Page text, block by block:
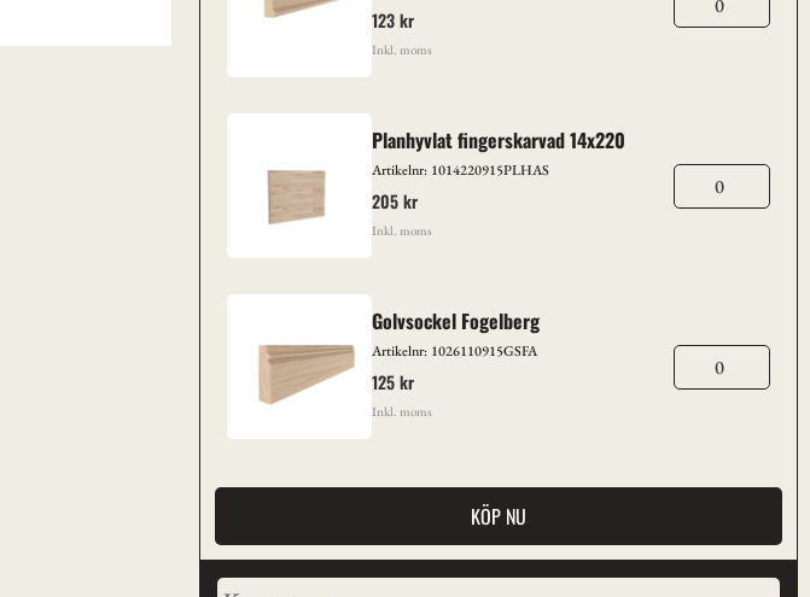
123 kr
Inkl. moms
Planhyvlat fingerskarvad 14x220
Artikelnr: 1014220915PLHAS
205 kr
Inkl. moms
Golvsockel Fogelberg
Artikelnr: 1026110915GSFA
125 kr
Inkl. moms
KÖP NU